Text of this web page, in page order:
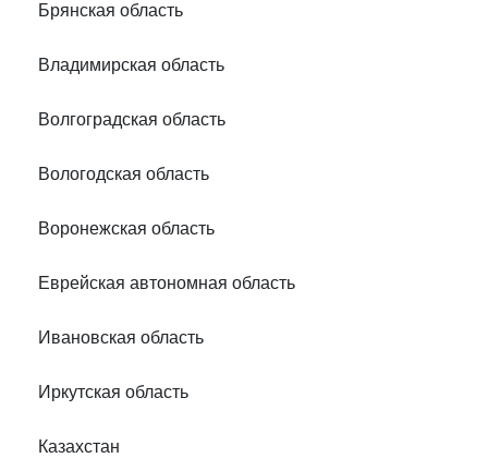
Брянская область
Владимирская область
Волгоградская область
Вологодская область
Воронежская область
Еврейская автономная область
Ивановская область
Иркутская область
Казахстан